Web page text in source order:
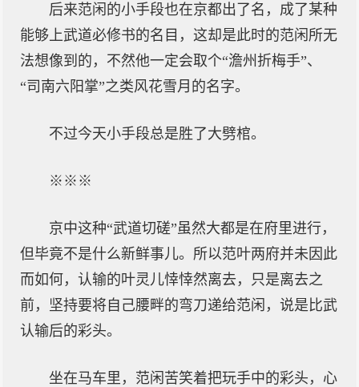
后来范闲的小手段也在京都出了名，成了某种
能够上武道必修书的名目，这却是此时的范闲所无
法想像到的，不然他一定会取个“澹州折梅手”、
“司南六阳掌”之类风花雪月的名字。
不过今天小手段总是胜了大劈棺。
※※※
京中这种“武道切磋”虽然大都是在府里进行，
但毕竟不是什么新鲜事儿。所以范叶两府并未因此
而如何，认输的叶灵儿悻悻然离去，只是离去之
前，坚持要将自己腰畔的弯刀递给范闲，说是比武
认输后的彩头。
坐在马车里，范闲苦笑着把玩手中的彩头，心